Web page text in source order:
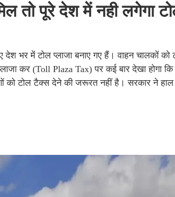
तो पूरे देश में नही लगेगा
देश भर में टोल प्लाजा बनाए गए हैं। वाहन चालकों को
कर (Toll Plaza Tax) पर कई बार देखा होगा कि
को टोल टैक्स देने की जरूरत नहीं है। सरकार ने हाल